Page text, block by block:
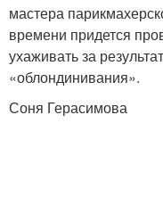
мастера
времени придется
ухаживать за
«облондинивания».
Соня Герасимова